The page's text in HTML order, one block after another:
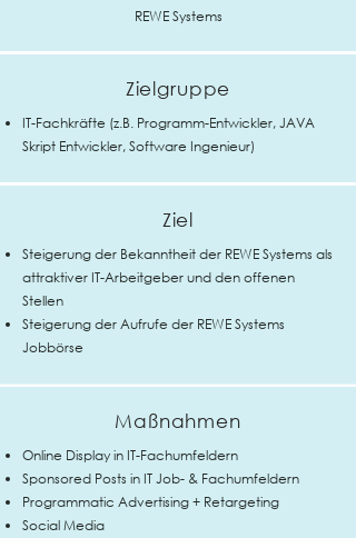
REWE Systems
Zielgruppe
IT-Fachkräfte (z.B. Programm-Entwickler, JAVA
Skript Entwickler, Software Ingenieur)
Ziel
Steigerung der Bekanntheit der REWE Systems als
attraktiver IT-Arbeitgeber und den offenen
Stellen
Steigerung der Aufrufe der REWE Systems
Jobbörse
Maßnahmen
Online Display in IT-Fachumfeldern
Sponsored Posts in IT Job- & Fachumfeldern
Programmatic Advertising + Retargeting
Social Media